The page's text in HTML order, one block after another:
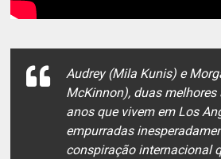
Audrey (Mila Kunis) e
McKinnon), duas
anos que vivem em Los
empurradas
conspiração internacional